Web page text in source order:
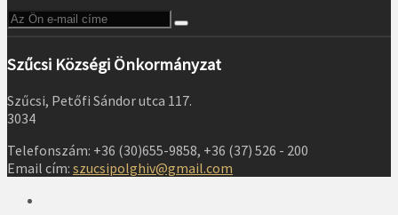
Szűcsi Községi Önkormányzat
Szűcsi, Petőfi Sándor utca 117.
3034
Telefonszám: +36 (30)655-9858, +36 (37) 526 - 200
Email cím: szucsipolghiv@gmail.com